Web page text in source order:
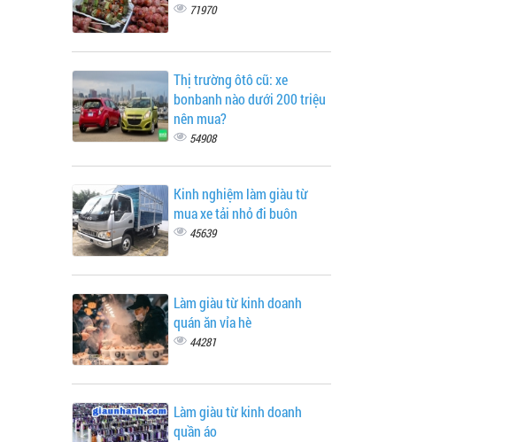
71970
Thị trường ôtô cũ: xe
bonbanh nào dưới 200 triệu
nên mua?
54908
Kinh nghiệm làm giàu từ
mua xe tải nhỏ đi buôn
45639
Làm giàu từ kinh doanh
quán ăn vỉa hè
44281
Làm giàu từ kinh doanh
quần áo